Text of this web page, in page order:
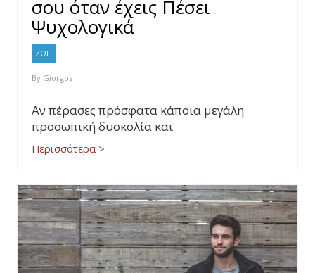
σου όταν έχεις Πέσει
Ψυχολογικά
ΖΩΗ
By Giorgos
Αν πέρασες πρόσφατα κάποια μεγάλη
προσωπική δυσκολία και
Περισσότερα >